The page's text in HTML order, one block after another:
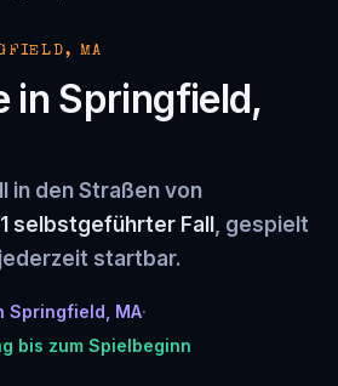
MA
in Springfield,
in den Straßen von
1 selbstgeführter Fall , gespielt
startbar.
MA·
bis zum Spielbeginn